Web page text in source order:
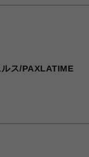
ス/PAXLATIME